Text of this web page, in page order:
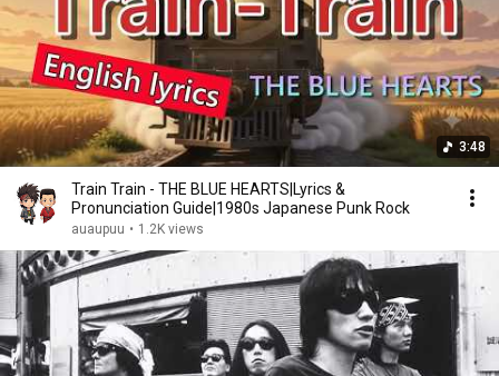
3:48
Train Train - THE BLUE HEARTS|Lyrics &
Pronunciation Guide|1980s Japanese Punk Rock
auaupuu • 1.2K views